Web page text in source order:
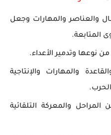
والعناصر والمهارات وجعل
المتابعة.
نوعها وتدمير الأعداء.
والمهارات والإنتاجية
والمعركة التلقائية